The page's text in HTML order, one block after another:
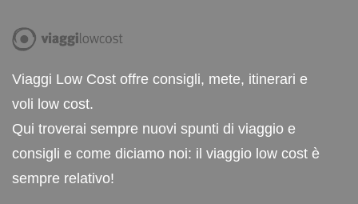
Viaggi Low Cost offre consigli, mete, itinerari e
voli low cost.
Qui troverai sempre nuovi spunti di viaggio e
consigli e come diciamo noi: il viaggio low cost è
sempre relativo!